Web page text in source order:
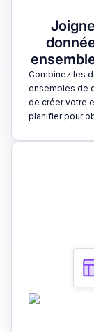
Combinez les
ensembles de
de créer votre
planifier pour